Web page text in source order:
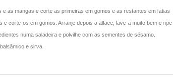
e as mangas e corte as primeiras em gomos e as restantes em fatias
e corte-os em gomos. Arranje depois a alface, lave-a muito bem e
numa saladeira e polvilhe com as sementes de sésamo.
e sirva.